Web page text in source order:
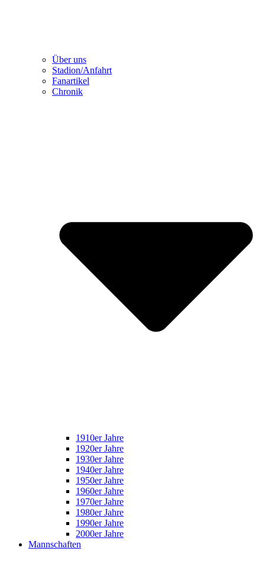
Über uns
Stadion/Anfahrt
Fanartikel
Chronik
1910er Jahre
1920er Jahre
1930er Jahre
1940er Jahre
1950er Jahre
1960er Jahre
1970er Jahre
1980er Jahre
1990er Jahre
2000er Jahre
Mannschaften